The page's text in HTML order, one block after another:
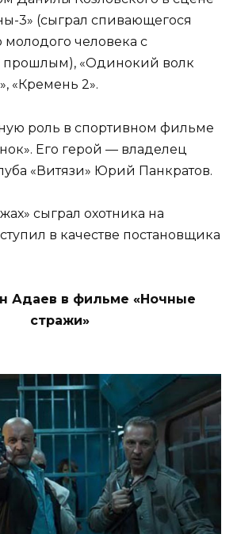
3» (сыграл спивающегося
молодого человека с
«Одинокий волк
«Кремень 2».
роль в спортивном фильме
Его герой — владелец
«Витязи» Юрий Панкратов.
сыграл охотника на
в качестве постановщика
Адаев в фильме «Ночные
стражи»